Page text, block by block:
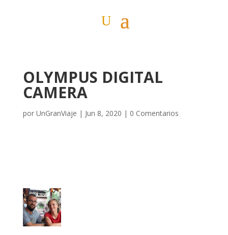
OLYMPUS DIGITAL
CAMERA
por UnGranViaje | Jun 8, 2020 | 0 Comentarios